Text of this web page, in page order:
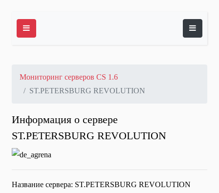
Мониторинг серверов CS 1.6
ST.PETERSBURG REVOLUTION
Информация о сервере
ST.PETERSBURG REVOLUTION
Название сервера: ST.PETERSBURG REVOLUTION